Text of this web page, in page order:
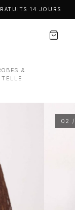
14 JOURS
&
02